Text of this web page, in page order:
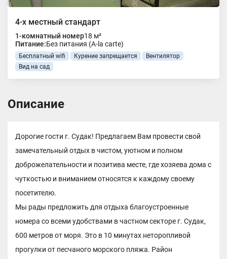
4-х местный стандарт
1-комнатный номер18 м²
Питание:Без питания (A-la carte)
Бесплатный wifi Курение запрещается
Вентилятор
Вид на сад
Описание
Дорогие гости г. Судак! Предлагаем Вам провести свой
замечательный отдых в чистом, уютном и полном
доброжелательности и позитива месте, где хозяева дома с
чуткостью и вниманием относятся к каждому своему
посетителю.
Мы рады предложить для отдыха благоустроенные
номера со всеми удобствами в частном секторе г. Судак,
600 метров от моря. Это в 10 минутах неторопливой
прогулки от песчаного морского пляжа. Район